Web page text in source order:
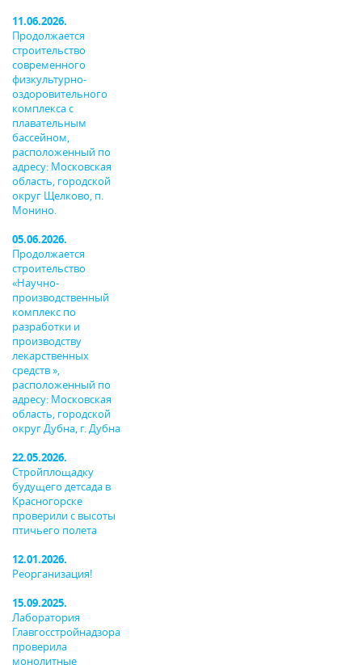
11.06.2026.
Продолжается
строительство
современного
физкультурно-
оздоровительного
комплекса с
плавательным
бассейном,
расположенный по
адресу: Московская
область, городской
округ Щелково, п.
Монино.
05.06.2026.
Продолжается
строительство
«Научно-
производственный
комплекс по
разработки и
производству
лекарственных
средств »,
расположенный по
адресу: Московская
область, городской
округ Дубна, г. Дубна
22.05.2026.
Стройплощадку
будущего детсада в
Красногорске
проверили с высоты
птичьего полета
12.01.2026.
Реорганизация!
15.09.2025.
Лаборатория
Главгосстройнадзора
проверила
монолитные